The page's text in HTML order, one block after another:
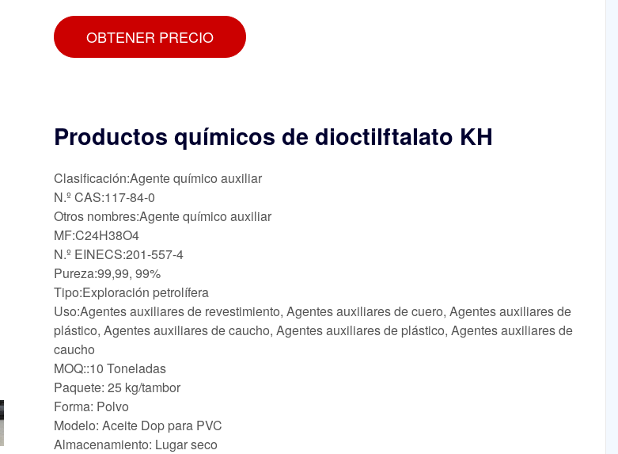
OBTENER PRECIO
Productos químicos de dioctilftalato KH
Clasificación:Agente químico auxiliar
N.º CAS:117-84-0
Otros nombres:Agente químico auxiliar
MF:C24H38O4
N.º EINECS:201-557-4
Pureza:99,99, 99%
Tipo:Exploración petrolífera
Uso:Agentes auxiliares de revestimiento, Agentes auxiliares de cuero, Agentes auxiliares de
plástico, Agentes auxiliares de caucho, Agentes auxiliares de plástico, Agentes auxiliares de
caucho
MOQ::10 Toneladas
Paquete: 25 kg/tambor
Forma: Polvo
Modelo: Aceite Dop para PVC
Almacenamiento: Lugar seco